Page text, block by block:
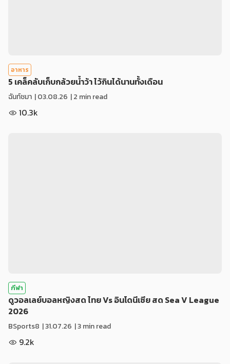
อาหาร
5 เคล็คลับเก็บกล้วยน้ำว้า ไว้กินได้นานทั้งเดือน
ฉันท์ชมา |03.08.26 | 2 min read
10.3k
กีฬา
ดูวอลเลย์บอลหญิงสด ไทย Vs อินโดนีเซีย สด Sea V League
2026
BSports8 |31.07.26 | 3 min read
9.2k